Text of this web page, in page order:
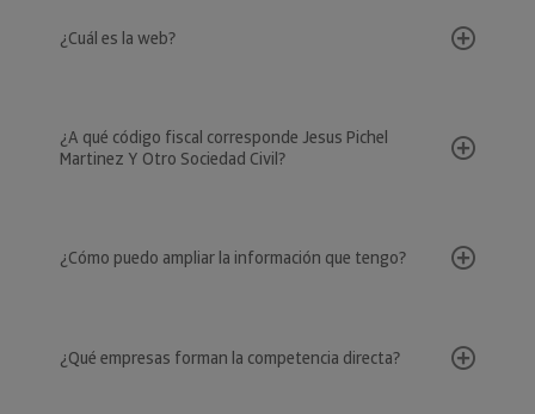
¿Cuál es la web?
¿A qué código fiscal corresponde Jesus Pichel
Martinez Y Otro Sociedad Civil?
¿Cómo puedo ampliar la información que tengo?
¿Qué empresas forman la competencia directa?